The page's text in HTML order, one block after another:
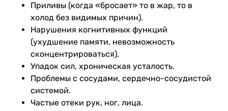
Приливы (когда «бросает» то в жар, то в
холод без видимых причин).
Нарушения когнитивных функций
(ухудшение памяти, невозможность
сконцентрироваться).
Упадок сил, хроническая усталость.
Проблемы с сосудами, сердечно-сосудистой
системой.
Частые отеки рук, ног, лица.